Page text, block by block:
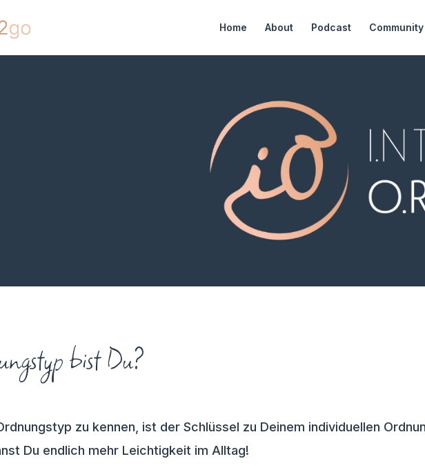
Home About Podcast Community
bist Du?
zu kennen, ist der Schlüssel zu Deinem individuellen
Du endlich mehr Leichtigkeit im Alltag!